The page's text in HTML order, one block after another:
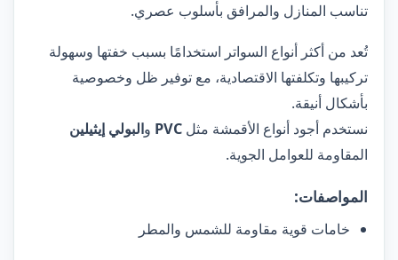
تناسب المنازل والمرافق بأسلوب عصري.
تُعد من أكثر أنواع السواتر استخدامًا بسبب خفتها وسهولة
تركيبها وتكلفتها الاقتصادية، مع توفير ظل وخصوصية
بأشكال أنيقة.
نستخدم أجود أنواع الأقمشة مثلPVC والبولي إيثيلين
المقاومة للعوامل الجوية.
المواصفات:
خامات قوية مقاومة للشمس والمطر